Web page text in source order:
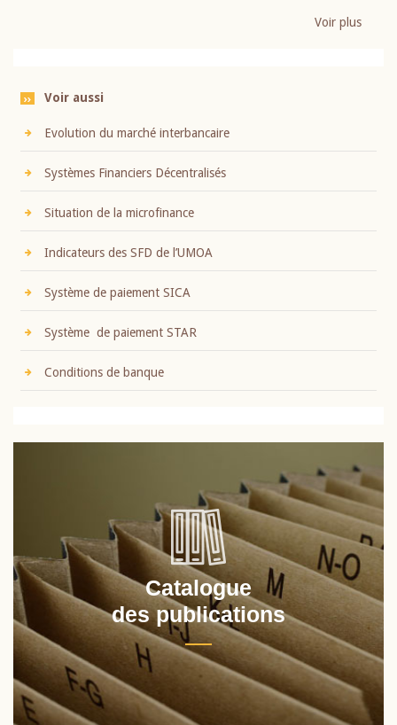
Voir plus
Voir aussi
Evolution du marché interbancaire
Systèmes Financiers Décentralisés
Situation de la microfinance
Indicateurs des SFD de l’UMOA
Système de paiement SICA
Système de paiement STAR
Conditions de banque
Catalogue
des publications